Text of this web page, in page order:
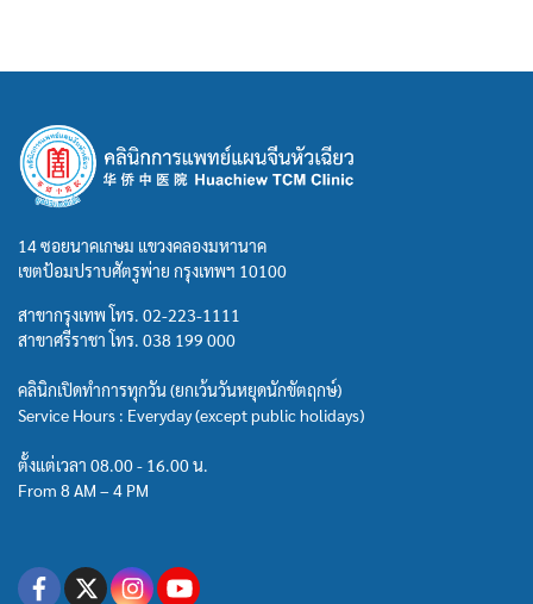
14 ซอยนาคเกษม แขวงคลองมหานาค
เขตป้อมปราบศัตรูพ่าย กรุงเทพฯ 10100
สาขากรุงเทพ โทร. 02-223-1111
สาขาศรีราชา โทร. 038 199 000
คลินิกเปิดทำการทุกวัน (ยกเว้นวันหยุดนักขัตฤกษ์)
Service Hours : Everyday (except public holidays)
ตั้งแต่เวลา 08.00 - 16.00 น.
From 8 AM – 4 PM